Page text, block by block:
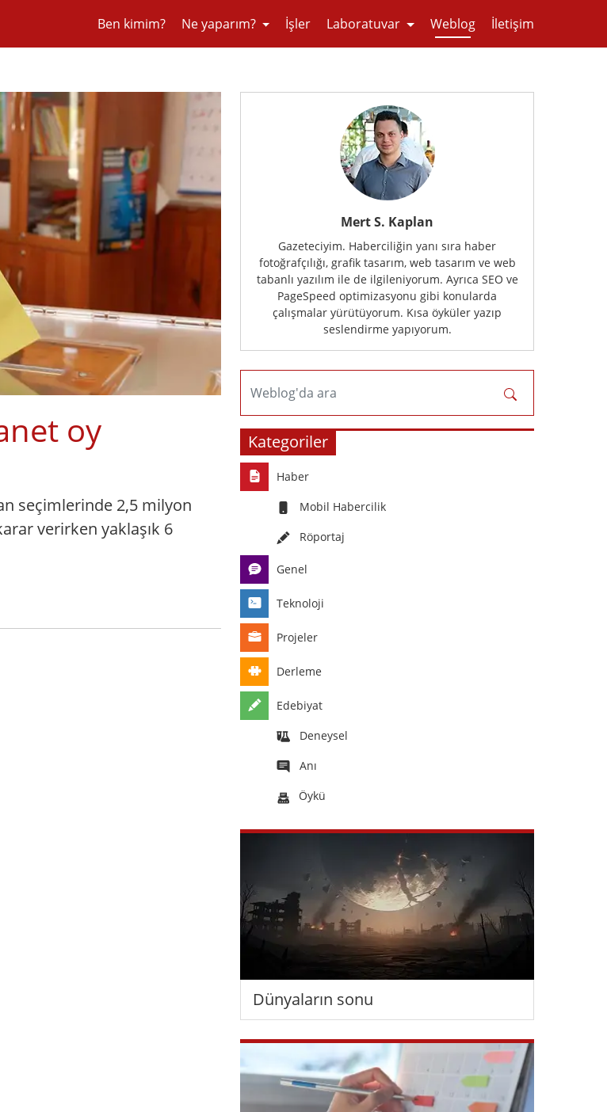
Ben kimim? Ne yaparım? İşler Laboratuvar Weblog İletişim
oy
seçimlerinde 2,5 milyon
verirken yaklaşık 6
Mert S. Kaplan
Gazeteciyim. Haberciliğin yanı sıra haber
fotoğrafçılığı, grafik tasarım, web tasarım ve web
tabanlı yazılım ile de ilgileniyorum. Ayrıca SEO ve
PageSpeed optimizasyonu gibi konularda
çalışmalar yürütüyorum. Kısa öyküler yazıp
seslendirme yapıyorum.
Weblog'da ara
Kategoriler
Haber
Mobil Habercilik
Röportaj
Genel
Teknoloji
Projeler
Derleme
Edebiyat
Deneysel
Anı
Öykü
Dünyaların sonu